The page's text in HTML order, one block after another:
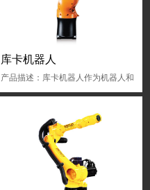
库卡机器人
产品描述：库卡机器人作为机器人和
自动化技术领域的先驱,为客户量身定